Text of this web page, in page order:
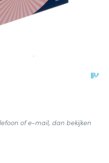
of e-mail, dan bekijken